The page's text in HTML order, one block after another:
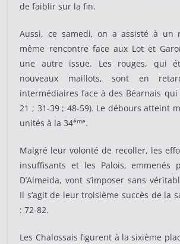
de faiblir sur la fin.
Aussi, ce samedi, on a assisté à un
même rencontre face aux Lot et
une autre issue. Les rouges, qui
nouveaux maillots, sont en
intermédiaires face à des Béarnais
21 ; 31-39 ; 48-59). Le débours atteint
unités à la 34éme.
Malgré leur volonté de recoller, les
insuffisants et les Palois, emmenés
D’Almeida, vont s’imposer sans
Il s’agit de leur troisième succès de la
: 72-82.
Les Chalossais figurent à la sixième